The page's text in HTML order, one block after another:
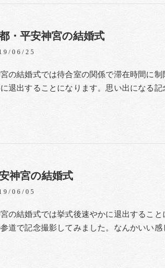
・平安神宮の結婚式
06/25
の結婚式では待合室の関係で滞在時間に
退出することになります。思い出になる
神宮の結婚式
06/05
の結婚式では挙式後速やかに退出するこ
道で記念撮影してみました。なんかいい